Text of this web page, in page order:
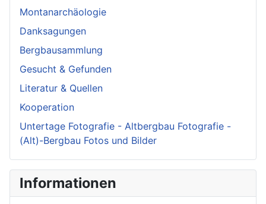
Montanarchäologie
Danksagungen
Bergbausammlung
Gesucht & Gefunden
Literatur & Quellen
Kooperation
Untertage Fotografie - Altbergbau Fotografie -
(Alt)-Bergbau Fotos und Bilder
Informationen